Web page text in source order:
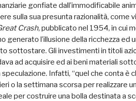
gonfiate dall’immodificabile
sulla sua presunta razionalità, come
Crash, pubblicato nel 1954, in cui
l’illusione della ricchezza ed
sottostare. Gli investimenti in titoli
ad acquisire ed ai beni materiali
Infatti, “quel che conta è
o la settimana scorsa per realizzare
per costruire una bolla destinata a